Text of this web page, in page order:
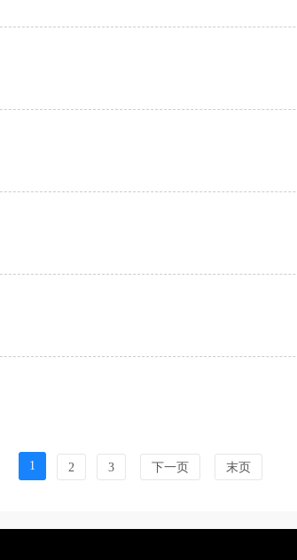
1 2 3 下一页 末页